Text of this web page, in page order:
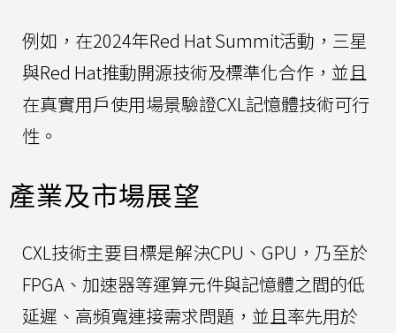
例如，在2024年Red Hat Summit活動，三星
與Red Hat推動開源技術及標準化合作，並且
在真實用戶使用場景驗證CXL記憶體技術可行
性。
產業及市場展望
CXL技術主要目標是解決CPU、GPU，乃至於
FPGA、加速器等運算元件與記憶體之間的低
延遲、高頻寬連接需求問題，並且率先用於